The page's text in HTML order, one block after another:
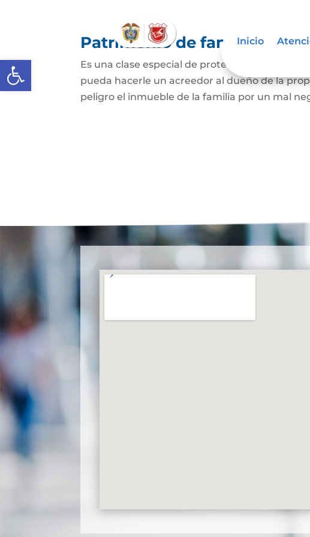
Abrir barra de herramientas
Inicio
Patrimonio de familia
Es una clase especial de protección de la
pueda hacerle un acreedor al dueño de la
peligro el inmueble de la familia por un mal